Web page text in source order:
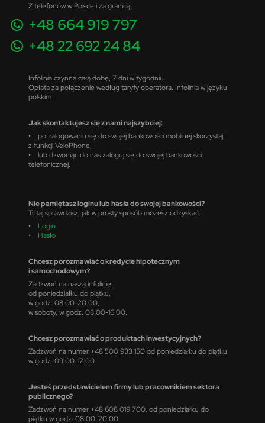
Z telefonów w Polsce i za granicą:
+48 664 919 797
+48 22 692 24 84
Infolinia czynna całą dobę, 7 dni w tygodniu.
Opłata za połączenie według taryfy operatora. Infolinia w języku
polskim.
Jak skontaktujesz się z nami najszybciej:
• po zalogowaniu się do swojej bankowości mobilnej skorzystaj
z funkcji VeloPhone,
• lub dzwoniąc do nas zaloguj się do swojej bankowości
telefonicznej.
Nie pamiętasz loginu lub hasła do swojej bankowości?
Tutaj sprawdzisz, jak w prosty sposób możesz odzyskać:
• Login
• Hasło
Chcesz porozmawiać o kredycie hipotecznym
i samochodowym?
Zadzwoń na naszą infolinię:
od poniedziałku do piątku,
w godz. 08:00-20:00,
w soboty, w godz. 08:00-16:00.
Chcesz porozmawiać o produktach inwestycyjnych?
Zadzwoń na numer +48 500 933 150 od poniedziałku do piątku
w godz. 09:00-17:00
Jesteś przedstawicielem firmy lub pracownikiem sektora
publicznego?
Zadzwoń na numer +48 608 019 700, od poniedziałku do
piątku w godz. 08:00-20.00